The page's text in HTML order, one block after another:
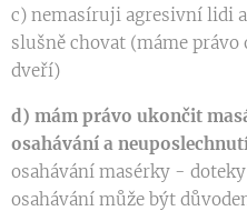
c) nemasíruji agresivní lidi
slušně chovat (máme
dveří)
d) mám právo ukončit
osahávání a
osahávání masérky -
osahávání může být